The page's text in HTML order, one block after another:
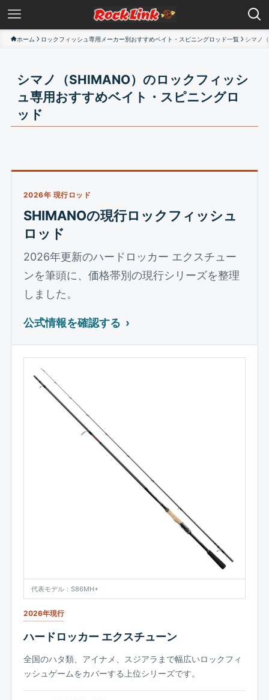
ホーム ロックフィッシュ専用メーカー別おすすめベイト・スピニングロッド一覧 シマノ
シマノ（SHIMANO）のロックフィッシ
ュ専用おすすめベイト・スピニングロ
ッド
2026年 現行ロッド
SHIMANOの現行ロックフィッシュ
ロッド
2026年更新のハードロッカー エクスチュー
ンを筆頭に、価格帯別の現行シリーズを整理
しました。
公式情報を確認する
代表モデル：S86MH+
2026年現行
ハードロッカー エクスチューン
全国のハタ類、アイナメ、スジアラまで幅広いロックフィ
ッシュゲームをカバーする上位シリーズです。